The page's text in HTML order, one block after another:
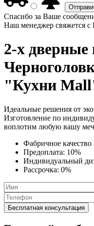
Спасибо за Ваше
Наш менеджер свяжется
2-х
"Кухни
Идеальные решения от
Изготовление по
воплотим любую вашу
Фабричное качество
Предоплата: 10%
Индивидуальный
Рассрочка: 0%